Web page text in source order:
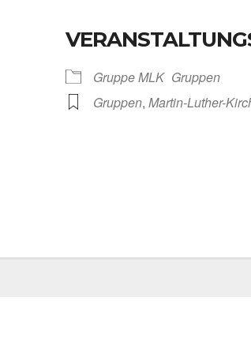
Grup­pe MLK Grup­pen
Grup­pen, Martin-Luther-